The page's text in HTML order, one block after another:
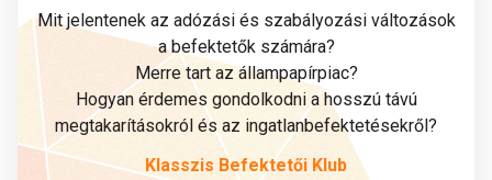
Mit jelentenek az adózási és szabályozási változások
a befektetők számára?
Merre tart az állampapírpiac?
Hogyan érdemes gondolkodni a hosszú távú
megtakarításokról és az ingatlanbefektetésekről?
Klasszis Befektetői Klub